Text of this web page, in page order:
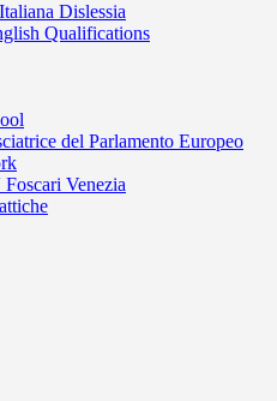
Dislessia
Qualifications
del Parlamento Europeo
Venezia